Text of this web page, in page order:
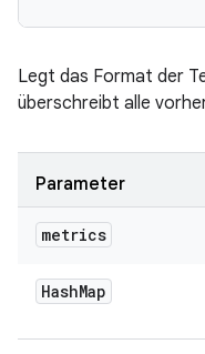
Legt das Format der
überschreibt alle
Parameter
metrics
HashMap